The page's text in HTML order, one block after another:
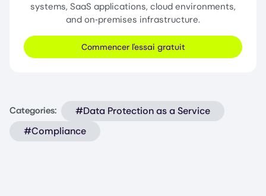
systems, SaaS applications, cloud environments,
and on‑premises infrastructure.
Commencer l'essai gratuit
Categories:
#Data Protection as a Service
#Compliance